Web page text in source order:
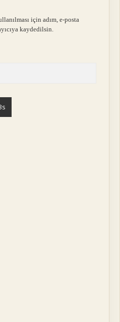
için adım, e-posta
kaydedilsin.